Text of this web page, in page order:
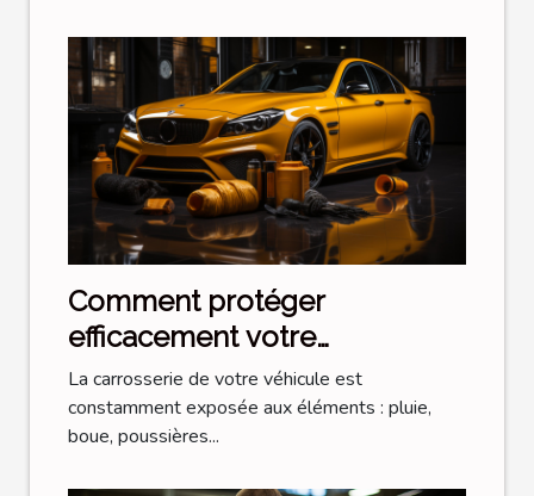
Comment protéger
efficacement votre
carrosserie après un
décontaminant ferreux
La carrosserie de votre véhicule est
constamment exposée aux éléments : pluie,
boue, poussières...